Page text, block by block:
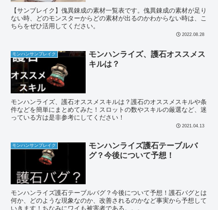
【サンブレイク】傀異錬成の素材一覧表です。傀異錬成の素材が足り
ない時、どのモンスターからどの素材が出るのかわからない時は、こ
ちらをぜひ活用してください。
2022.08.28
モンハンサンブレイク
モンハンライズ、護石オススメス
キルは？
モンハンライズ、護石オススメスキルは？護石のオススメスキルや条
件などを簡単にまとめてみた！スロットの数やスキルの厳選など、迷
っている方は是非参考にしてください！
2021.04.13
モンハンサンブレイク
モンハンライズ護石テーブルバ
グ？今後について予想！
モンハンライズ護石テーブルバグ？今後について予想！護石バグとは
何か、どのような現象なのか、改善されるのかなど事実から予想して
いきます！ちなみにワイも被害者である。。。